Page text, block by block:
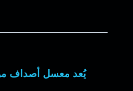
يُعد معسل أصداف